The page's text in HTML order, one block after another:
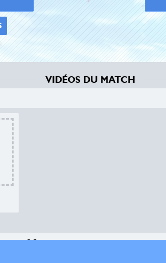
VIDÉOS DU MATCH
- v0.6